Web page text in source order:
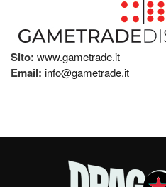
Sito: www.gametrade.it
Email: info@gametrade.it